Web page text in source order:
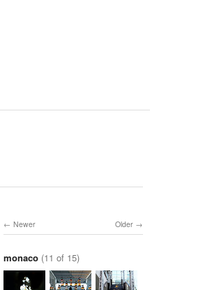
Older
Newer
monaco (11 of 15)